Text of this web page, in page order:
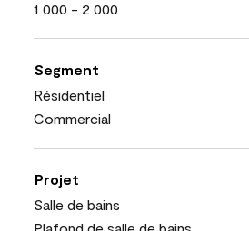
1 000 - 2 000
Segment
Résidentiel
Commercial
Projet
Salle de bains